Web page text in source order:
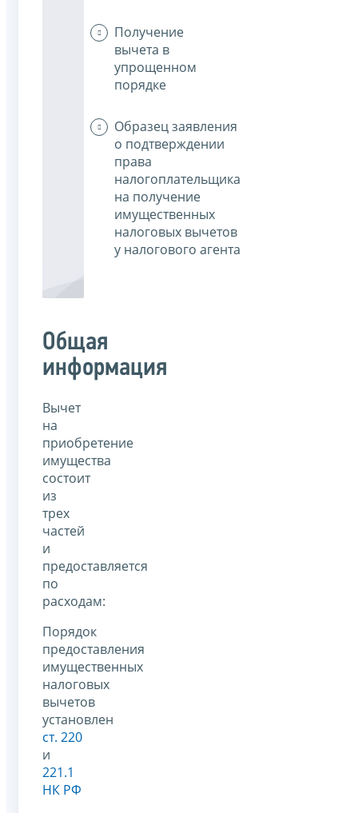
Получение
вычета в
упрощенном
порядке
Образец заявления
о подтверждении
права
налогоплательщика
на получение
имущественных
налоговых вычетов
у налогового агента
Общая
информация
Вычет
на
приобретение
имущества
состоит
из
трех
частей
и
предоставляется
по
расходам:
Порядок
предоставления
имущественных
налоговых
вычетов
установлен
ст. 220
и
221.1
НК РФ